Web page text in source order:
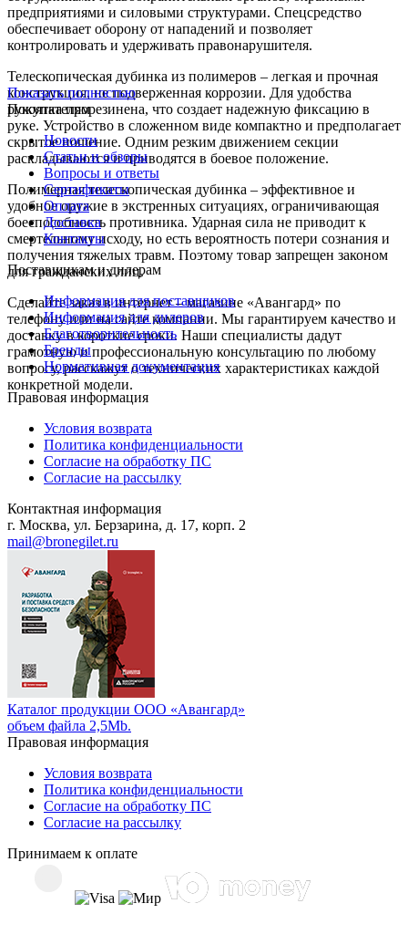
предприятиями и силовыми структурами. Спецсредство
обеспечивает оборону от нападений и позволяет
контролировать и удерживать правонарушителя.
Телескопическая дубинка из полимеров – легкая и прочная
конструкция, не подверженная коррозии. Для удобства
рукоятка прорезинена, что создает надежную фиксацию в
руке. Устройство в сложенном виде компактно и предполагает
скрытое ношение. Одним резким движением секции
раскладываются и приводятся в боевое положение.
Полимерная телескопическая дубинка – эффективное и
удобное оружие в экстренных ситуациях, ограничивающая
боеспособность противника. Ударная сила не приводит к
смертельному исходу, но есть вероятность потери сознания и
получения тяжелых травм. Поэтому товар запрещен законом
для гражданских лиц.
Сделайте заказ в интернет – магазине «Авангард» по
телефону или на сайте компании. Мы гарантируем качество и
доставку в короткие сроки. Наши специалисты дадут
грамотную и профессиональную консультацию по любому
вопросу, расскажут о технических характеристиках каждой
конкретной модели.
Показать полностью
Покупателям
Новости
Статьи и обзоры
Вопросы и ответы
Сертификаты
Оплата
Доставка
Контакты
Поставщикам и дилерам
Информация для поставщиков
Информация для дилеров
Благотворительность
Бренды
Нормативная документация
Правовая информация
Условия возврата
Политика конфиденциальности
Согласие на обработку ПС
Согласие на рассылку
Контактная информация
г. Москва, ул. Берзарина, д. 17, корп. 2
mail@bronegilet.ru
Каталог продукции ООО «Авангард»
объем файла 2,5Mb.
Правовая информация
Условия возврата
Политика конфиденциальности
Согласие на обработку ПС
Согласие на рассылку
Принимаем к оплате